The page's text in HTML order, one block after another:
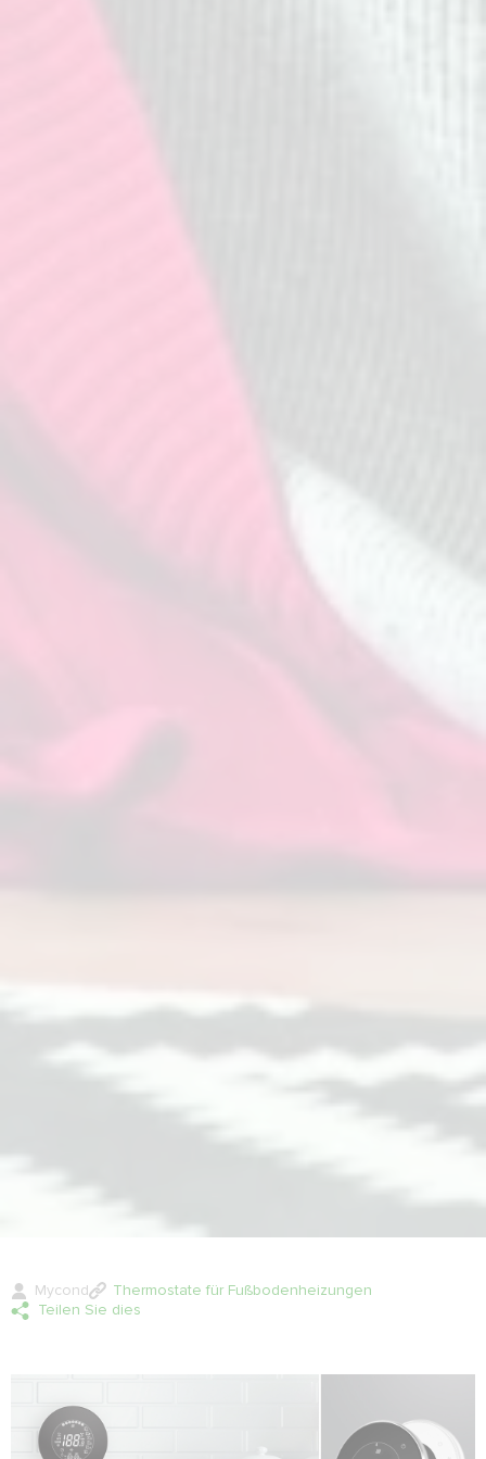
Mycond
Thermostate für Fußbodenheizungen
Teilen Sie dies